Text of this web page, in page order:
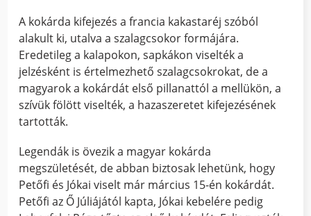
A kokárda kifejezés a francia kakastaréj szóból
alakult ki, utalva a szalagcsokor formájára.
Eredetileg a kalapokon, sapkákon viselték a
jelzésként is értelmezhető szalagcsokrokat, de a
magyarok a kokárdát első pillanattól a mellükön, a
szívük fölött viselték, a hazaszeretet kifejezésének
tartották.
Legendák is övezik a magyar kokárda
megszületését, de abban biztosak lehetünk, hogy
Petőfi és Jókai viselt már március 15-én kokárdát.
Petőfi az Ő Júliájától kapta, Jókai kebelére pedig